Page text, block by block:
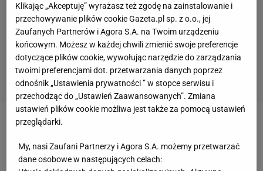
Zobacz wideo
Paryż. "Miasto nie jest moim ulubionym"
Klikając „Akceptuję” wyrażasz też zgodę na zainstalowanie i
przechowywanie plików cookie Gazeta.pl sp. z o.o., jej
Zaufanych Partnerów i Agora S.A. na Twoim urządzeniu
końcowym. Możesz w każdej chwili zmienić swoje preferencje
dotyczące plików cookie, wywołując narzędzie do zarządzania
twoimi preferencjami dot. przetwarzania danych poprzez
odnośnik „Ustawienia prywatności ” w stopce serwisu i
przechodząc do „Ustawień Zaawansowanych”. Zmiana
ustawień plików cookie możliwa jest także za pomocą ustawień
przeglądarki.
My, nasi Zaufani Partnerzy i Agora S.A. możemy przetwarzać
dane osobowe w następujących celach: